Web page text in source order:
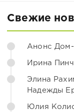
Свежие
Анонс
Ирина
Элина
Надежды
Юлия